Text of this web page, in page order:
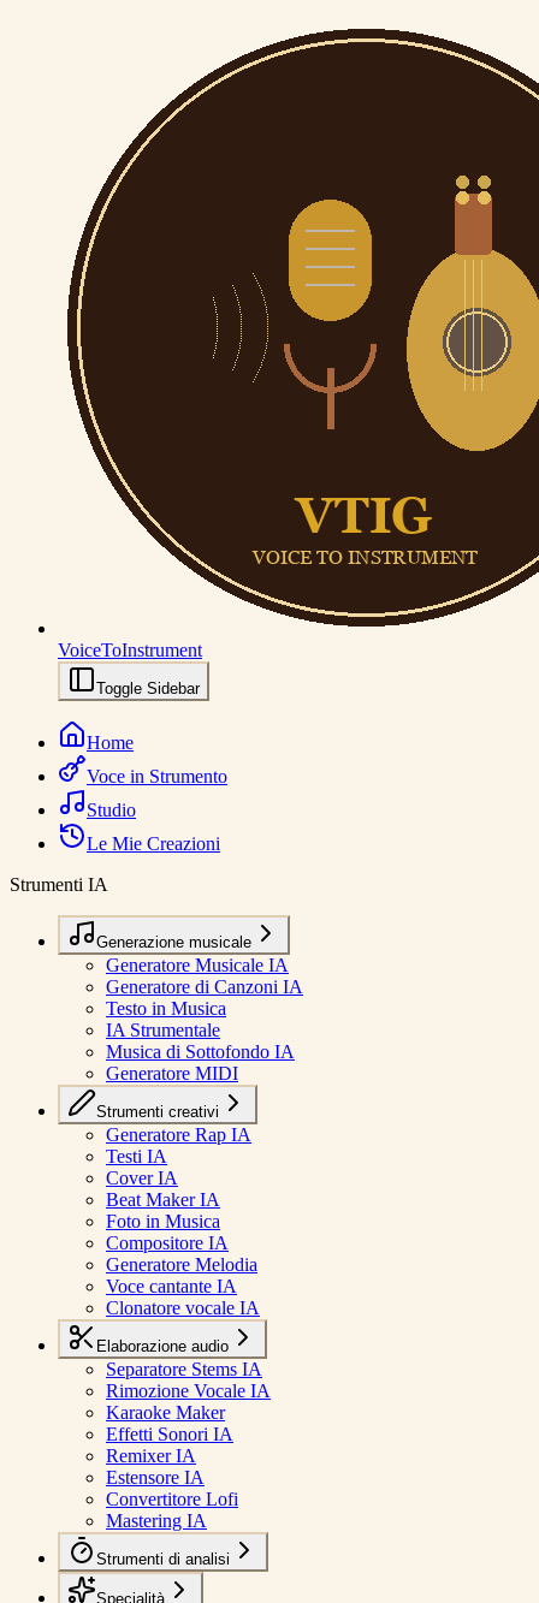
VoiceToInstrument
Toggle Sidebar
Home
Voce in Strumento
Studio
Le Mie Creazioni
Strumenti IA
Generazione musicale
Generatore Musicale IA
Generatore di Canzoni IA
Testo in Musica
IA Strumentale
Musica di Sottofondo IA
Generatore MIDI
Strumenti creativi
Generatore Rap IA
Testi IA
Cover IA
Beat Maker IA
Foto in Musica
Compositore IA
Generatore Melodia
Voce cantante IA
Clonatore vocale IA
Elaborazione audio
Separatore Stems IA
Rimozione Vocale IA
Karaoke Maker
Effetti Sonori IA
Remixer IA
Estensore IA
Convertitore Lofi
Mastering IA
Strumenti di analisi
Specialità